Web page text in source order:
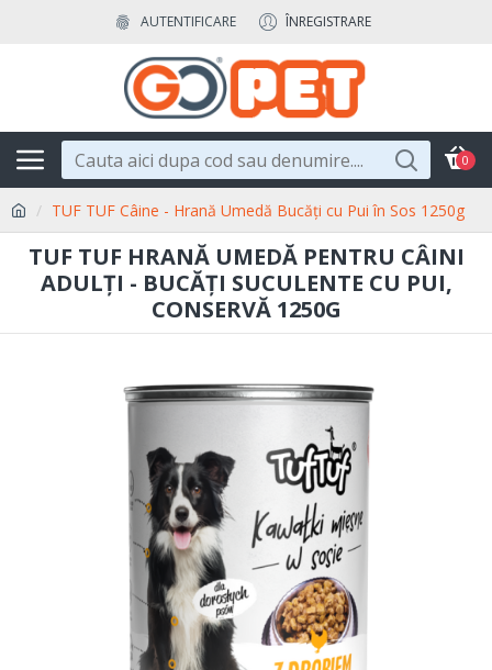
AUTENTIFICARE ÎNREGISTRARE
0
TUF TUF Câine - Hrană Umedă Bucăți cu Pui în Sos 1250g
TUF TUF HRANĂ UMEDĂ PENTRU CÂINI
ADULȚI - BUCĂȚI SUCULENTE CU PUI,
CONSERVĂ 1250G